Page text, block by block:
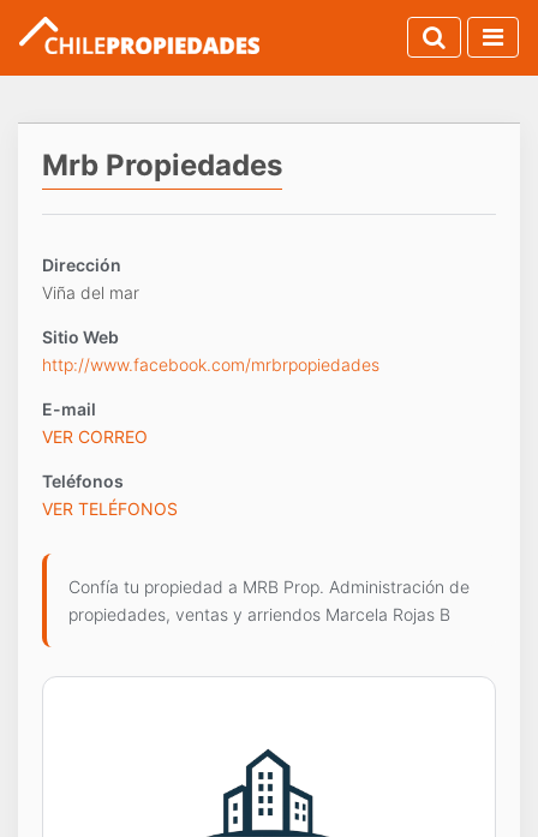
Mrb Propiedades
Dirección
Viña del mar
Sitio Web
http://www.facebook.com/mrbrpopiedades
E-mail
VER CORREO
Teléfonos
VER TELÉFONOS
Confía tu propiedad a MRB Prop. Administración de
propiedades, ventas y arriendos Marcela Rojas B